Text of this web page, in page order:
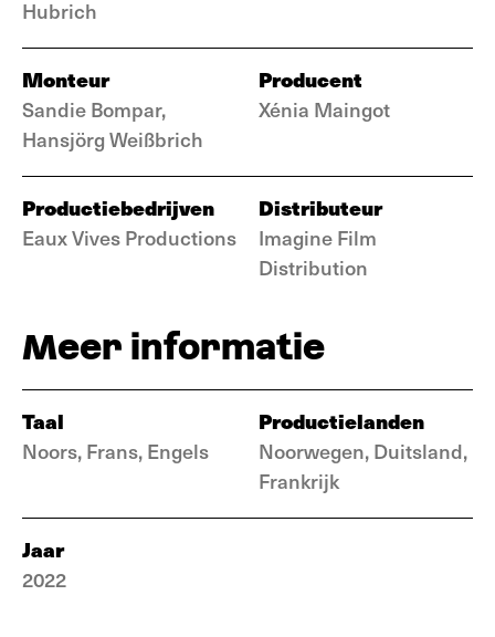
Hubrich
Monteur
Sandie Bompar,
Hansjörg Weißbrich
Producent
Xénia Maingot
Productiebedrijven
Eaux Vives Productions
Distributeur
Imagine Film
Distribution
Meer informatie
Taal
Noors, Frans, Engels
Productielanden
Noorwegen, Duitsland,
Frankrijk
Jaar
2022